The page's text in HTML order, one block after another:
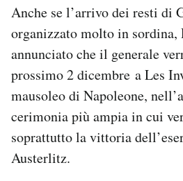
Anche se l’arrivo dei resti di
organizzato molto in sordina,
annunciato che il generale
prossimo 2 dicembre a Les
mausoleo di Napoleone,
cerimonia più ampia in cui
soprattutto la vittoria
Austerlitz.